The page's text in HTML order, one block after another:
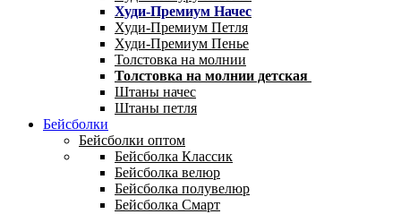
Худи-Премиум Начес
Худи-Премиум Петля
Худи-Премиум Пенье
Толстовка на молнии
Толстовка на молнии детская
Штаны начес
Штаны петля
Бейсболки
Бейсболки оптом
Бейсболка Классик
Бейсболка велюр
Бейсболка полувелюр
Бейсболка Смарт